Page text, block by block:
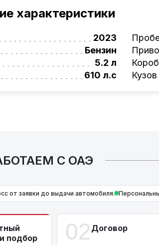
полное документальное
свое время и деньги!
РБ действует
лизинговая
можно узнать по номеру:
доверьте работу
характеристики
2023
Бензин
5.2 л
610 л.с
Кузов
С ОАЭ
от заявки до выдачи автомобиля.
подбор
02 Договор